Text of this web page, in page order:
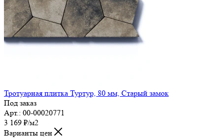
Тротуарная плитка Туртур, 80 мм, Старый замок
Под заказ
Арт.: 00-00020771
3 169 ₽/м2
Варианты цен